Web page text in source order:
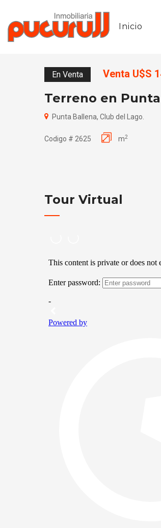
Inicio
En Venta Venta U$S
Terreno en
Punta Ballena, Club del Lago.
Codigo # 2625 m2
Tour Virtual